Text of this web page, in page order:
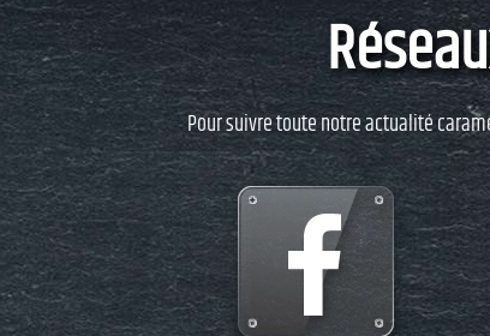
Pour suivre toute notre actualité